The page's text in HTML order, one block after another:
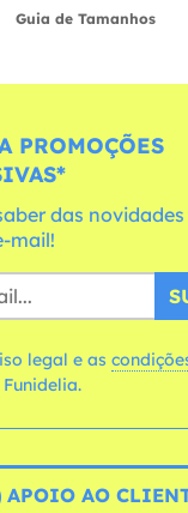
Guia de Tamanhos
PROMOÇÕES
das
mail!
legal e as
APOIO AO